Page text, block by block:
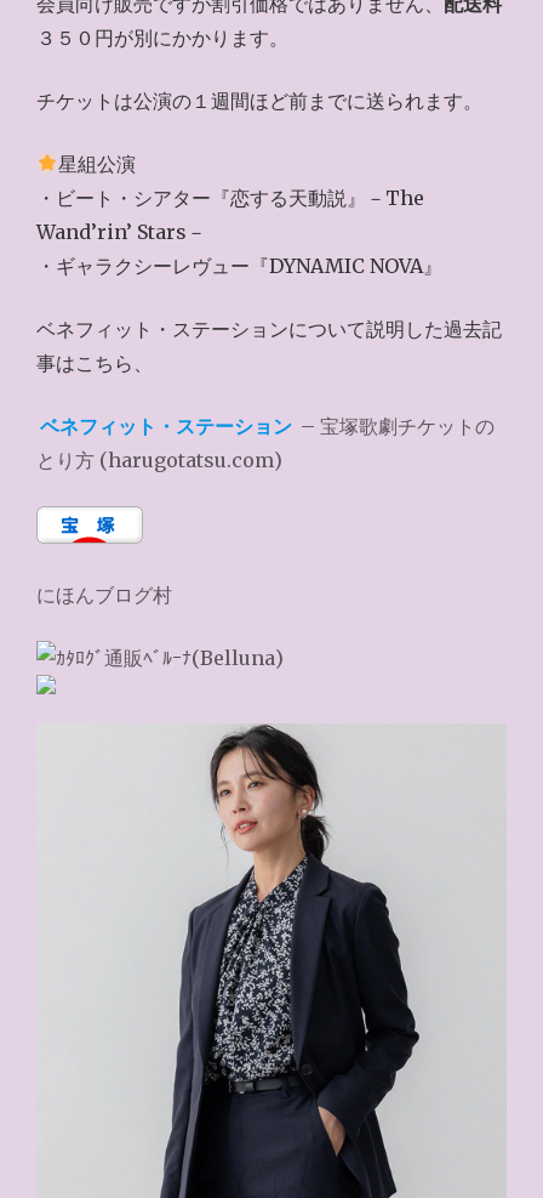
３５０円が別にかかります。
チケットは公演の１週間ほど前までに送られます。
星組公演
・ビート・シアター『恋する天動説』－The
Wand’rin’ Stars－
・ギャラクシーレヴュー『DYNAMIC NOVA』
ベネフィット・ステーションについて説明した過去記
事はこちら、
ベネフィット・ステーション – 宝塚歌劇チケットの
とり方 (harugotatsu.com)
にほんブログ村